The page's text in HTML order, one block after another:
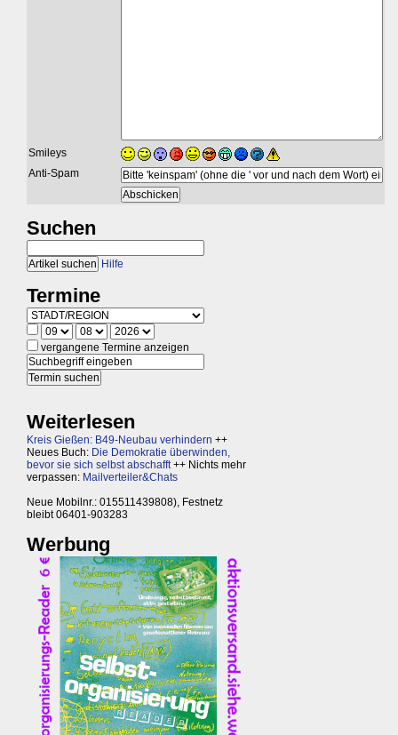
Smileys
Anti-Spam
Suchen
Hilfe
Termine
vergangene Termine anzeigen
Weiterlesen
Kreis Gießen: B49-Neubau verhindern ++
Neues Buch: Die Demokratie überwinden,
bevor sie sich selbst abschafft++ Nichts mehr
verpassen: Mailverteiler&Chats
Neue Mobilnr.: 015511439808), Festnetz
bleibt 06401-903283
Werbung